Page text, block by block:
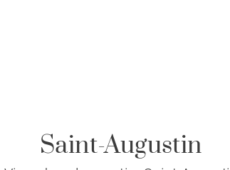
Saint-Augustin